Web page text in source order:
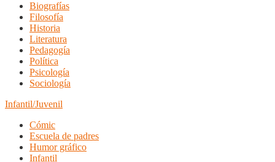
Biografías
Filosofía
Historia
Literatura
Pedagogía
Política
Psicología
Sociología
Infantil/Juvenil
Cómic
Escuela de padres
Humor gráfico
Infantil